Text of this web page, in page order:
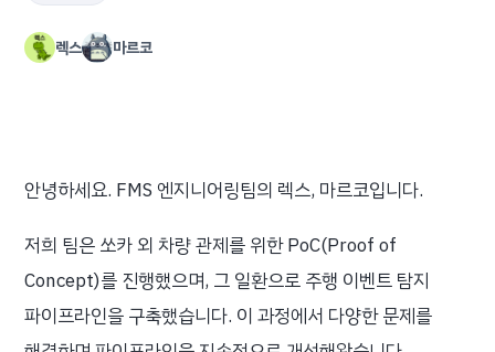
렉스 마르코
안녕하세요. FMS 엔지니어링팀의 렉스, 마르코입니다.
저희 팀은 쏘카 외 차량 관제를 위한 PoC(Proof of
Concept)를 진행했으며, 그 일환으로 주행 이벤트 탐지
파이프라인을 구축했습니다. 이 과정에서 다양한 문제를